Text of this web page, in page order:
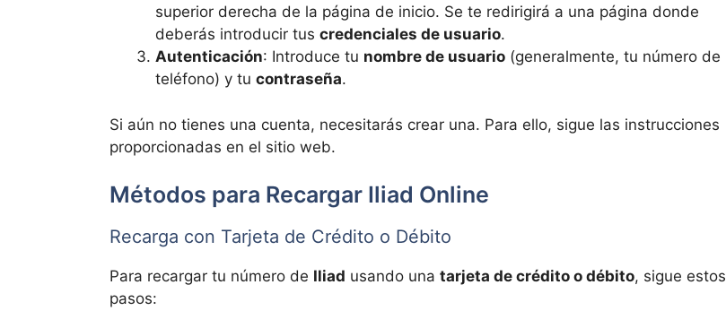
superior derecha de la página de inicio. Se te redirigirá a una página donde
deberás introducir tus credenciales de usuario.
Autenticación: Introduce tu nombre de usuario (generalmente, tu número de
teléfono) y tu contraseña.
Si aún no tienes una cuenta, necesitarás crear una. Para ello, sigue las instrucciones
proporcionadas en el sitio web.
Métodos para Recargar Iliad Online
Recarga con Tarjeta de Crédito o Débito
Para recargar tu número de Iliad usando una tarjeta de crédito o débito, sigue estos
pasos: